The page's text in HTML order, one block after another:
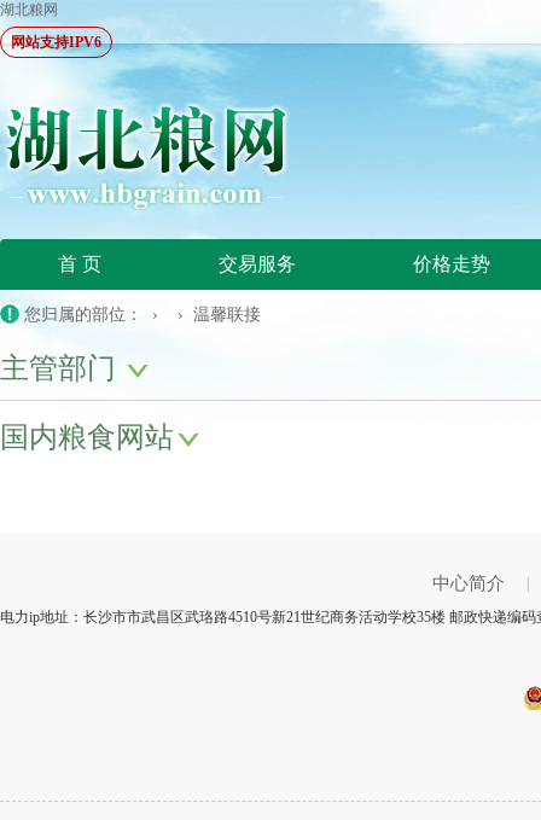
湖北粮网
网站支持IPV6
首 页 交易服务 价格走势
您归属的部位： › › 温馨联接
主管部门
国内粮食网站
中心简介
电力ip地址：长沙市市武昌区武珞路4510号新21世纪商务活动学校35楼 邮政快递编